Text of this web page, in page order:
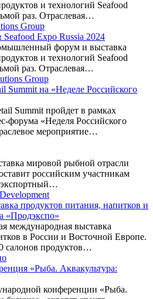
и технологий Seafood
раз. Отраслевая…
Group
Expo Russia 2024
форум и выставка
и технологий Seafood
раз. Отраслевая…
Group
Summit на «Неделe Российского
Summit пройдет в рамках
форума «Неделя Российского
мероприятие…
мировой рыбной отрасли
российским участникам
экспортный…
продуктов питания, напитков и
«Продэкспо»
международная выставка
в России и Восточной Европе.
салонов продуктов…
«Рыба. Аквакультура:
конференции «Рыба.